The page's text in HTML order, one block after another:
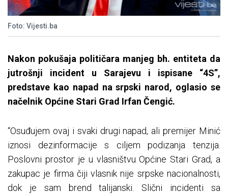
Foto: Vijesti.ba
Nakon pokušaja političara manjeg bh. entiteta da
jutrošnji incident u Sarajevu i ispisane “4S”,
predstave kao napad na srpski narod, oglasio se
načelnik Općine Stari Grad Irfan Čengić.
“Osuđujem ovaj i svaki drugi napad, ali premijer Minić
iznosi dezinformacije s ciljem podizanja tenzija.
Poslovni prostor je u vlasništvu Općine Stari Grad, a
zakupac je firma čiji vlasnik nije srpske nacionalnosti,
dok je sam brend talijanski. Slični incidenti sa